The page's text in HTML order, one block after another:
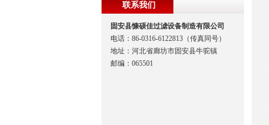
联系我们
固安县慷硕佳过滤设备制造有限公司
电话：86-0316-6122813（传真同号）
地址：河北省廊坊市固安县牛驼镇
邮编：065501